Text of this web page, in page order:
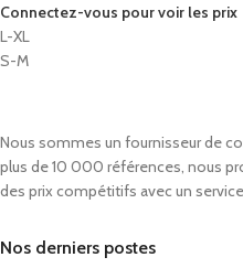
Connectez-vous pour voir les prix
L-XL
S-M
Nous sommes un fournisseur de
plus de 10 000 références, nous
des prix compétitifs avec un
Nos derniers postes